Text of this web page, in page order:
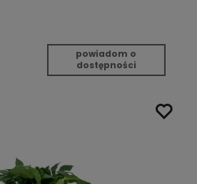
powiadom o
dostępności